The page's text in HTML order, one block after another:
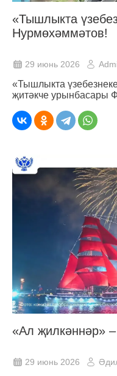
«Тышлыкта
Нурмөхәммәтов!
29 июнь 2026
«Тышлыкта
җитәкче урынбасары
«Ал җилкәннәр»
29 июнь 2026